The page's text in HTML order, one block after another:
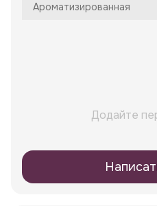
Ароматизированная
Додайте